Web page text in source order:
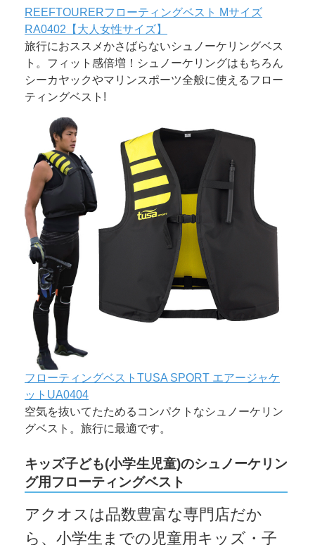
REEFTOURERフローティングベスト Mサイズ
RA0402【大人女性サイズ】
旅行におススメかさばらないシュノーケリングベス
ト。フィット感倍増！シュノーケリングはもちろん
シーカヤックやマリンスポーツ全般に使えるフロー
ティングベスト!
フローティングベストTUSA SPORT エアージャケ
ットUA0404
空気を抜いてたためるコンパクトなシュノーケリン
グベスト。旅行に最適です。
キッズ子ども(小学生児童)のシュノーケリン
グ用フローティングベスト
アクオスは品数豊富な専門店だか
ら、小学生までの児童用キッズ・子